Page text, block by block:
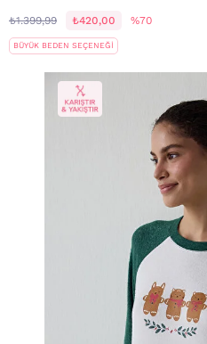
₺1.399,99 ₺420,00 %70
BÜYÜK BEDEN SEÇENEĞİ